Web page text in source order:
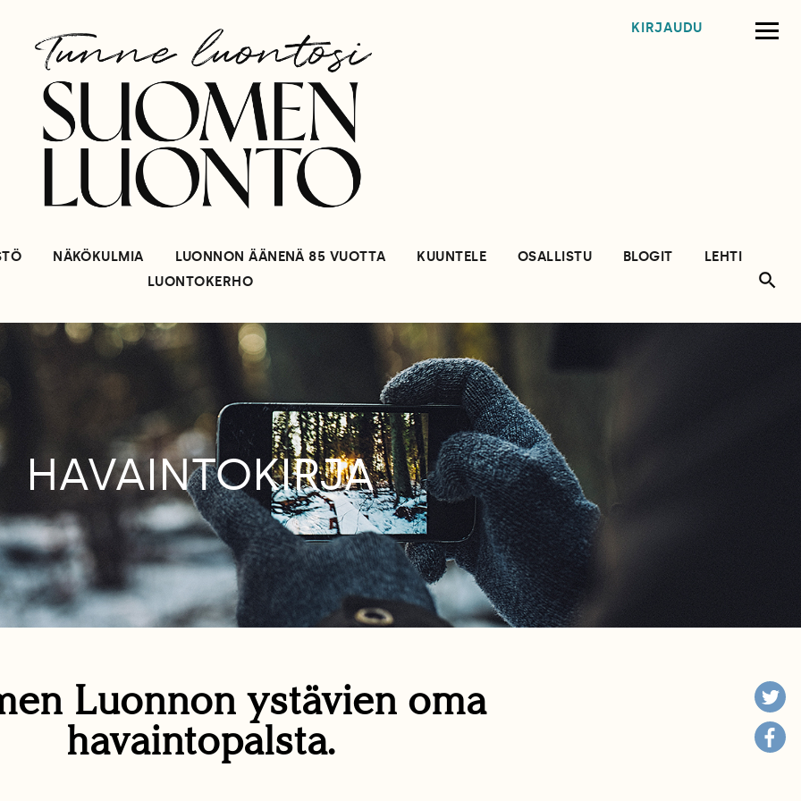
KIRJAUDU
NÄKÖKULMIA LUONNON ÄÄNENÄ 85 VUOTTA KUUNTELE OSALLISTU BLOGIT
LEHTI
LUONTOKERHO
HAVAINTOKIRJA
Luonnon ystävien oma
havaintopalsta.